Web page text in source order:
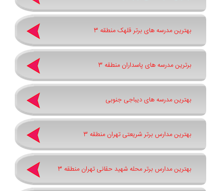
بهترین مدرسه های برتر قلهک منطقه 3
برترین مدرسه های پاسداران منطقه 3
بهترین مدرسه های دیباجی جنوبی
بهترین مدارس برتر شریعتی تهران منطقه 3
بهترین مدارس برتر محله شهید حقانی تهران منطقه 3